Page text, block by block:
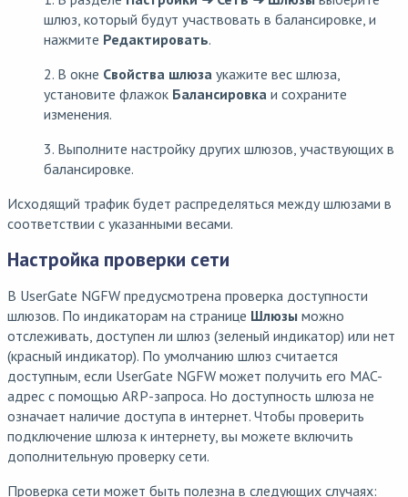
шлюз, который будут участвовать в балансировке, и
нажмите Редактировать.
2. В окне Свойства шлюза укажите вес шлюза,
установите флажок Балансировка и сохраните
изменения.
3. Выполните настройку других шлюзов, участвующих в
балансировке.
Исходящий трафик будет распределяться между шлюзами в
соответствии с указанными весами.
Настройка проверки сети
В UserGate NGFW предусмотрена проверка доступности
шлюзов. По индикаторам на странице Шлюзы можно
отслеживать, доступен ли шлюз (зеленый индикатор) или нет
(красный индикатор). По умолчанию шлюз считается
доступным, если UserGate NGFW может получить его MAC-
адрес с помощью ARP-запроса. Но доступность шлюза не
означает наличие доступа в интернет. Чтобы проверить
подключение шлюза к интернету, вы можете включить
дополнительную проверку сети.
Проверка сети может быть полезна в следующих случаях: